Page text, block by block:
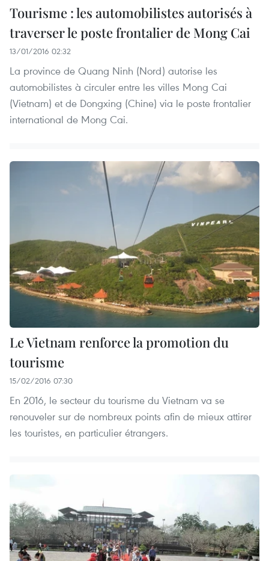
Tourisme : les automobilistes autorisés à
traverser le poste frontalier de Mong Cai
13/01/2016 02:32
La province de Quang Ninh (Nord) autorise les
automobilistes à circuler entre les villes Mong Cai
(Vietnam) et de Dongxing (Chine) via le poste frontalier
international de Mong Cai.
Le Vietnam renforce la promotion du
tourisme
15/02/2016 07:30
En 2016, le secteur du tourisme du Vietnam va se
renouveler sur de nombreux points afin de mieux attirer
les touristes, en particulier étrangers.